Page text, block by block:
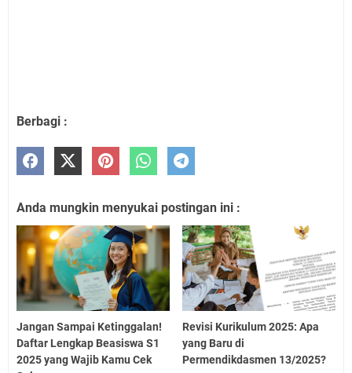
Berbagi :
Anda mungkin menyukai postingan ini :
Jangan Sampai Ketinggalan!
Daftar Lengkap Beasiswa S1
2025 yang Wajib Kamu Cek
Revisi Kurikulum 2025: Apa
yang Baru di
Permendikdasmen 13/2025?